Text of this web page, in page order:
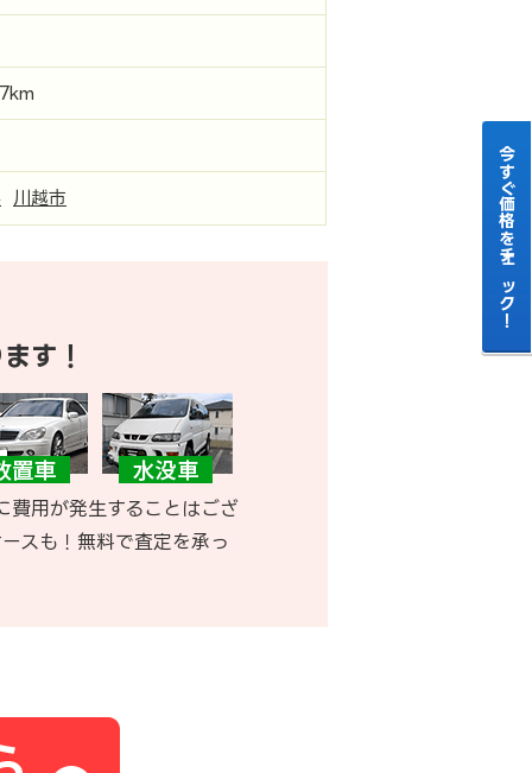
川越市
す！
費用が発生することはござ
スも！無料で査定を承っ
今すぐ価格をチェック！